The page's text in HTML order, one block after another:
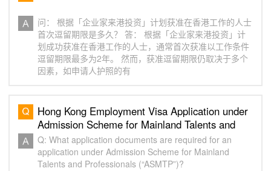
问： 根据「企业家来港投资」计划获准在香港工作的人士
首次逗留期限是多久？ 答： 根据「企业家来港投资」计
划成功获准在香港工作的人士，通常首次获准以工作条件
逗留期限最多为2年。 然而，获准逗留期限仍取决于多个
因素，如申请人护照的有
Hong Kong Employment Visa Application under
Admission Scheme for Mainland Talents and
Professionals
Q: What application documents are required for an
application under Admission Scheme for Mainland
Talents and Professionals (“ASMTP”)?